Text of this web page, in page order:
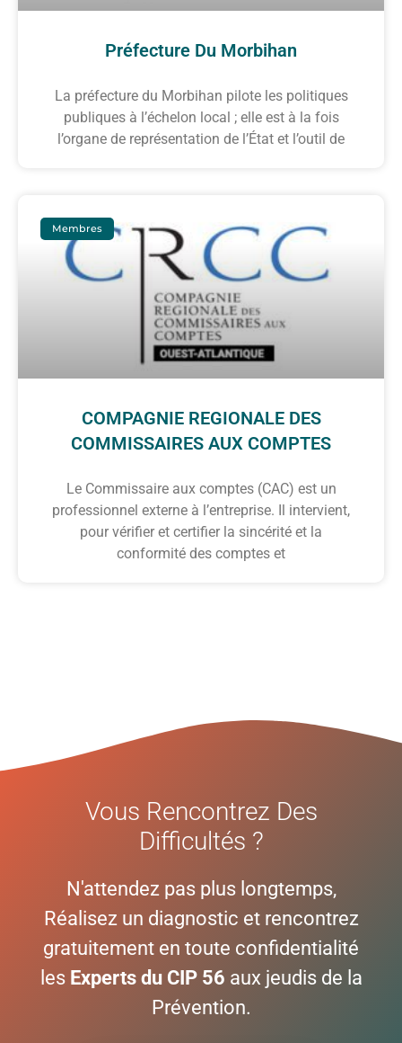
Préfecture Du Morbihan
La préfecture du Morbihan pilote les politiques
publiques à l’échelon local ; elle est à la fois
l’organe de représentation de l’État et l’outil de
Membres
COMPAGNIE REGIONALE DES
COMMISSAIRES AUX COMPTES
Le Commissaire aux comptes (CAC) est un
professionnel externe à l’entreprise. Il intervient,
pour vérifier et certifier la sincérité et la
conformité des comptes et
Vous Rencontrez Des
Difficultés ?
N'attendez pas plus longtemps,
Réalisez un diagnostic et rencontrez
gratuitement en toute confidentialité
les Experts du CIP 56 aux jeudis de la
Prévention.